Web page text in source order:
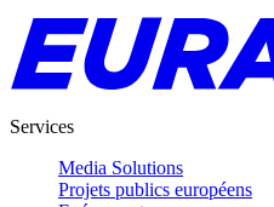
Services
Media Solutions
Projets publics européens